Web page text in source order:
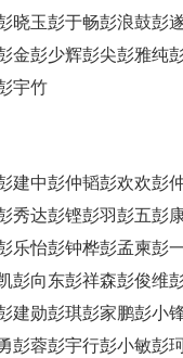
晓玉彭于畅彭浪鼓彭
金彭少辉彭尖彭雅纯
宇竹
建中彭仲韬彭欢欢彭
秀达彭铿彭羽彭五彭
乐怡彭钟桦彭孟柬彭
彭向东彭祥森彭俊维
建勋彭琪彭家鹏彭小
彭蓉彭宇行彭小敏彭